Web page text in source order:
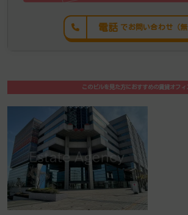
電話 でお問い合わせ（無
このビルを見た方におすすめの賃貸オフィ